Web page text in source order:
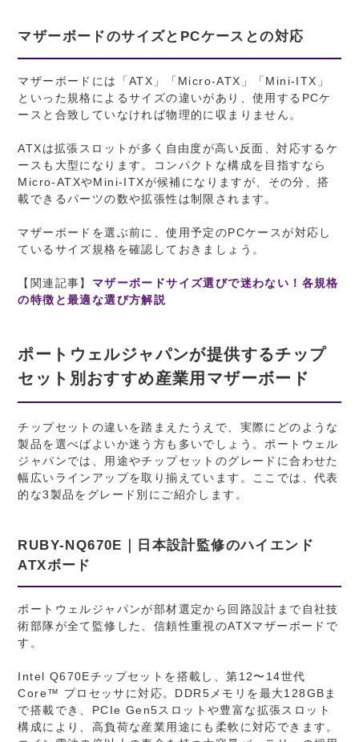
マザーボードのサイズとPCケースとの対応
マザーボードには「ATX」「Micro-ATX」「Mini-ITX」
といった規格によるサイズの違いがあり、使用するPCケ
ースと合致していなければ物理的に収まりません。
ATXは拡張スロットが多く自由度が高い反面、対応するケ
ースも大型になります。コンパクトな構成を目指すなら
Micro-ATXやMini-ITXが候補になりますが、その分、搭
載できるパーツの数や拡張性は制限されます。
マザーボードを選ぶ前に、使用予定のPCケースが対応し
ているサイズ規格を確認しておきましょう。
【関連記事】 マザーボードサイズ選びで迷わない！各規格
の特徴と最適な選び方解説
ポートウェルジャパンが提供するチップ
セット別おすすめ産業用マザーボード
チップセットの違いを踏まえたうえで、実際にどのような
製品を選べばよいか迷う方も多いでしょう。ポートウェル
ジャパンでは、用途やチップセットのグレードに合わせた
幅広いラインアップを取り揃えています。ここでは、代表
的な3製品をグレード別にご紹介します。
RUBY-NQ670E｜日本設計監修のハイエンド
ATXボード
ポートウェルジャパンが部材選定から回路設計まで自社技
術部隊が全て監修した、信頼性重視のATXマザーボードで
す。
Intel Q670Eチップセットを搭載し、第12〜14世代
Core™ プロセッサに対応。DDR5メモリを最大128GBま
で搭載でき、PCIe Gen5スロットや豊富な拡張スロット
構成により、高負荷な産業用途にも柔軟に対応できます。